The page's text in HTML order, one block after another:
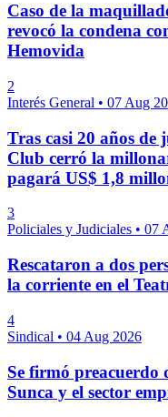
Caso de la
revocó la condena
Hemovida
2
Interés General • 07 Aug
Tras casi 20 años
Club cerró la
pagará US$ 1,8
3
Policiales y Judiciales • 07
Rescataron a dos
la corriente en el
4
Sindical • 04 Aug 2026
Se firmó preacuerdo
Sunca y el sector